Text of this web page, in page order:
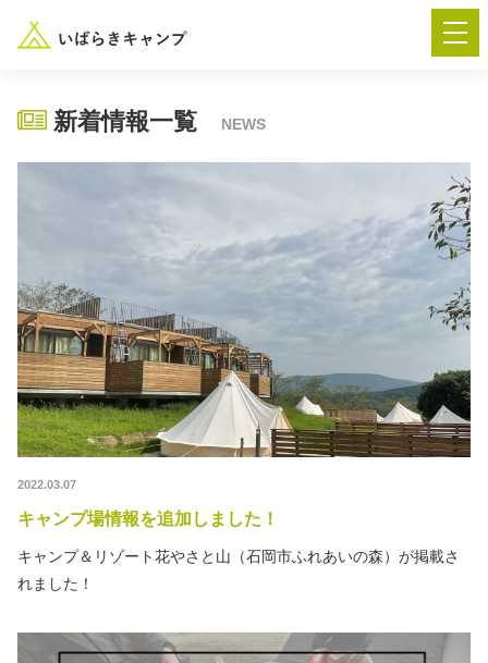
“いばらき”のキャンプ場を探す
楽しみ方 新着情報
イベント情報 春夏キャンプ
海辺キャンプ 川辺キャンプ
新着情報一覧 NEWS
2022.03.07
キャンプ場情報を追加しました！
キャンプ＆リゾート花やさと山（石岡市ふれあいの森）が掲載さ
れました！